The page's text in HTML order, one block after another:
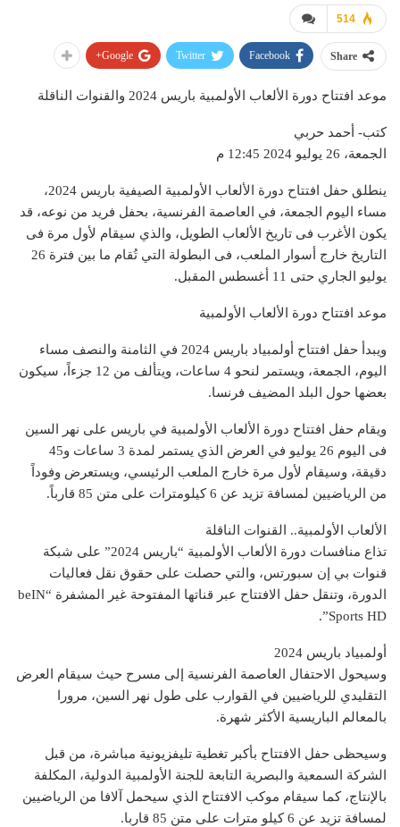
514
Share
Facebook
Twitter
Google+
موعد افتتاح دورة الألعاب الأولمبية باريس 2024 والقنوات الناقلة
كتب- أحمد حربي
الجمعة، 26 يوليو 2024 12:45 م
ينطلق حفل افتتاح دورة الألعاب الأولمبية الصيفية باريس 2024،
مساء اليوم الجمعة، في العاصمة الفرنسية، بحفل فريد من نوعه، قد
يكون الأغرب فى تاريخ الألعاب الطويل، والذي سيقام لأول مرة فى
التاريخ خارج أسوار الملعب، فى البطولة التي تُقام ما بين فترة 26
يوليو الجاري حتى 11 أغسطس المقبل.
موعد افتتاح دورة الألعاب الأولمبية
ويبدأ حفل افتتاح أولمبياد باريس 2024 في الثامنة والنصف مساء
اليوم، الجمعة، ويستمر لنحو 4 ساعات، ويتألف من 12 جزءاً، سيكون
بعضها حول البلد المضيف فرنسا.
ويقام حفل افتتاح دورة الألعاب الأولمبية في باريس على نهر السين
فى اليوم 26 يوليو في العرض الذي يستمر لمدة 3 ساعات و45
دقيقة، وسيقام لأول مرة خارج الملعب الرئيسي، ويستعرض وفوداً
من الرياضيين لمسافة تزيد عن 6 كيلومترات على متن 85 قارباً.
الألعاب الأولمبية.. القنوات الناقلة
تذاع منافسات دورة الألعاب الأولمبية “باريس 2024” على شبكة
قنوات بي إن سبورتس، والتي حصلت على حقوق نقل فعاليات
الدورة، وتنقل حفل الافتتاح عبر قناتها المفتوحة غير المشفرة “beIN
Sports HD”.
أولمبياد باريس 2024
وسيحول الاحتفال العاصمة الفرنسية إلى مسرح حيث سيقام العرض
التقليدي للرياضيين في القوارب على طول نهر السين، مرورا
بالمعالم الباريسية الأكثر شهرة.
وسيحظى حفل الافتتاح بأكبر تغطية تليفزيونية مباشرة، من قبل
الشركة السمعية والبصرية التابعة للجنة الأولمبية الدولية، المكلفة
بالإنتاج، كما سيقام موكب الافتتاح الذي سيحمل آلافا من الرياضيين
لمسافة تزيد عن 6 كيلو مترات على متن 85 قاربا.